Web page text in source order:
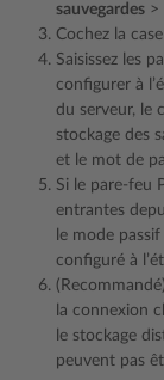
sauvegardes >
Cochez la
Saisissez les
configurer à
du serveur, le
stockage des
et le mot de
Si le pare-feu
entrantes
le mode
configuré à
la connexion
le stockage
peuvent pas